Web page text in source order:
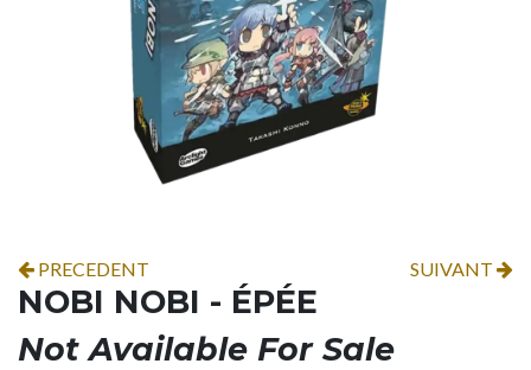
PRECEDENT SUIVANT
NOBI NOBI - ÉPÉE
Not Available For Sale